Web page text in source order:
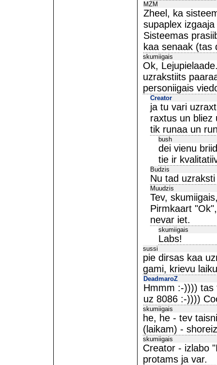
MZM
Zheel, ka
supaplex
Sisteemas
kaa senaak (tas
skumiigais
Ok,
uzrakstiits
personiigais
Creator
ja tu vari
raxtus un bliez
tik runaa un
bush
dei vienu
tie ir
Budzis
Nu tad
Muudzis
Tev,
Pirmkaart
nevar iet.
skumiigais
Labs!
sussi
pie dirsas kaa
gami, krievu
DeadmaroZ
Hmmm :-)))) tas
uz 8086 :-))))
skumiigais
he, he - tev
(laikam) -
skumiigais
Creator - izlabo
protams ja var.